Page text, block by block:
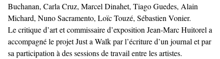
Buchanan, Carla Cruz, Marcel Dinahet, Tiago Guedes, Alain
Michard, Nuno Sacramento, Loïc Touzé, Sébastien Vonier.
Le critique d’art et commissaire d’exposition Jean-Marc Huitorel a
accompagné le projet Just a Walk par l’écriture d’un journal et par
sa participation à des sessions de travail entre les artistes.